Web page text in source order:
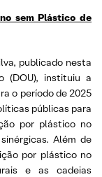
sem Plástico de
publicado nesta
(DOU), instituiu a
o período de 2025
públicas para
por plástico no
Além de
por plástico no
e as cadeias